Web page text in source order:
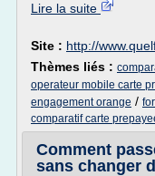
Lire la suite
Site : http://
Thèmes liés :
operateur mobile carte
engagement orange /
comparatif carte
Comment
sans changer